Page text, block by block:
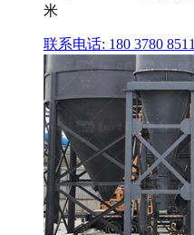
米
联系电话: 180 3780 8511